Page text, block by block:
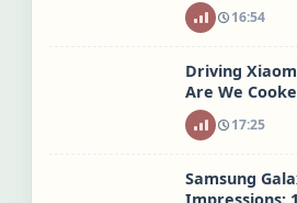
16:54
Driving
Are We
17:25
Samsung